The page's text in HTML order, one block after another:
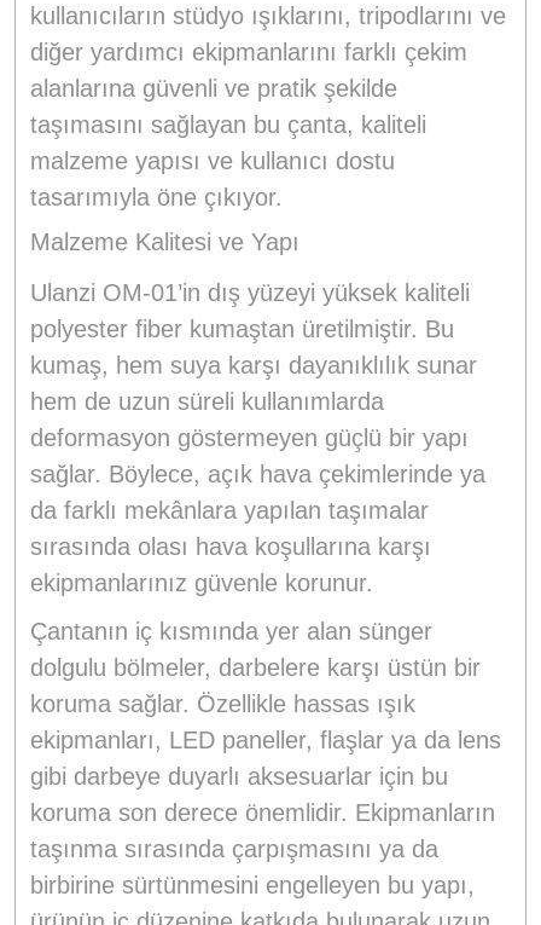
kullanıcıların stüdyo ışıklarını, tripodlarını ve
diğer yardımcı ekipmanlarını farklı çekim
alanlarına güvenli ve pratik şekilde
taşımasını sağlayan bu çanta, kaliteli
malzeme yapısı ve kullanıcı dostu
tasarımıyla öne çıkıyor.
Malzeme Kalitesi ve Yapı
Ulanzi OM-01’in dış yüzeyi yüksek kaliteli
polyester fiber kumaştan üretilmiştir. Bu
kumaş, hem suya karşı dayanıklılık sunar
hem de uzun süreli kullanımlarda
deformasyon göstermeyen güçlü bir yapı
sağlar. Böylece, açık hava çekimlerinde ya
da farklı mekânlara yapılan taşımalar
sırasında olası hava koşullarına karşı
ekipmanlarınız güvenle korunur.
Çantanın iç kısmında yer alan sünger
dolgulu bölmeler, darbelere karşı üstün bir
koruma sağlar. Özellikle hassas ışık
ekipmanları, LED paneller, flaşlar ya da lens
gibi darbeye duyarlı aksesuarlar için bu
koruma son derece önemlidir. Ekipmanların
taşınma sırasında çarpışmasını ya da
birbirine sürtünmesini engelleyen bu yapı,